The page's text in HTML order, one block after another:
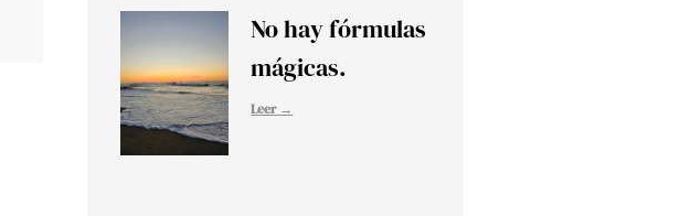
No hay fórmulas
mágicas.
Leer →